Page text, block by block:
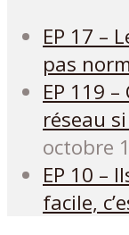
EP 17 –
pas
EP 119
réseau
octobre
EP 10 –
facile,